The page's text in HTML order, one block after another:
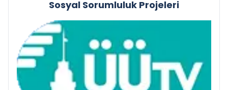
Sosyal Sorumluluk Projeleri